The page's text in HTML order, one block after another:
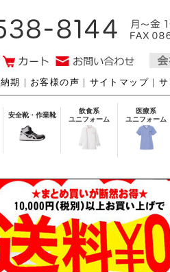
納期 ｜ お客様の声 ｜ サイトマップ ｜
安全靴・作業靴
飲食系
ユニフォーム
医療系
ユニフォーム